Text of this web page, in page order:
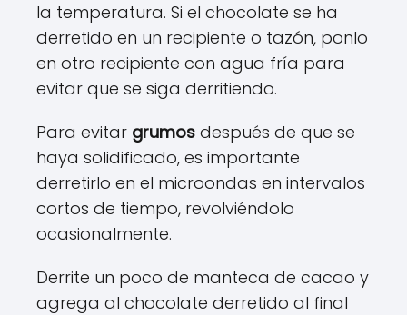
la temperatura. Si el chocolate se ha
derretido en un recipiente o tazón, ponlo
en otro recipiente con agua fría para
evitar que se siga derritiendo.
Para evitar grumos después de que se
haya solidificado, es importante
derretirlo en el microondas en intervalos
cortos de tiempo, revolviéndolo
ocasionalmente.
Derrite un poco de manteca de cacao y
agrega al chocolate derretido al final